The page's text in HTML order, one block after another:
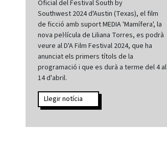
Oficial del Festival South by
Southwest 2024 d'Austin (Texas), el film
de ficció amb suport MEDIA 'Mamífera', la
nova pel·lícula de Liliana Torres, es podrà
veure al D'A Film Festival 2024, que ha
anunciat els primers títols de la
programació i que es durà a terme del 4 al
14 d'abril.
Llegir notícia